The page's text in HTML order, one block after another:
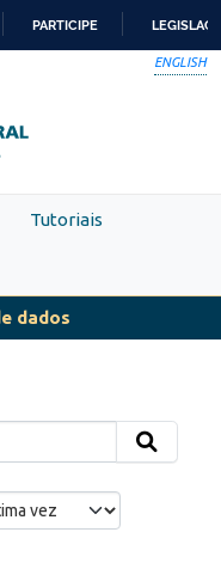
PARTICIPE
ENGLISH
Tutoriais
dados